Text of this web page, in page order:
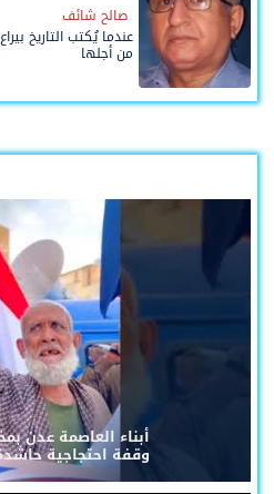
صالح شائف
عندما يُكتب التاريخ
من أجلها
أبناء العاصمة عدن
وقفة احتجاجية